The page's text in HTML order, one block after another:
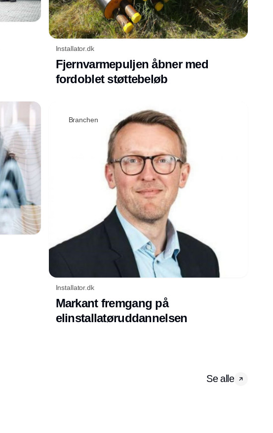
Installator.dk
Fjernvarmepuljen åbner med
fordoblet støttebeløb
Branchen
Installator.dk
Markant fremgang på
elinstallatøruddannelsen
Se alle